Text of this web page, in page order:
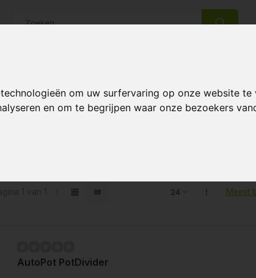
om uw surfervaring op onze website
en om te begrijpen waar onze bezoekers
Dagen retourrecht Beste klantenservice
getagd met PotDivider
Meest
AutoPot PotDivider